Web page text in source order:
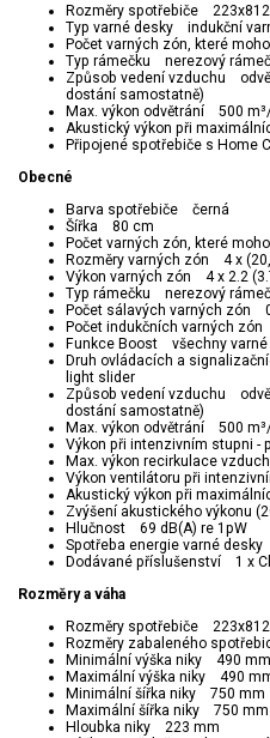
Rozměry spotřebiče
Typ varné desky indukční
Počet varných zón, které
Typ rámečku nerezový
Způsob vedení vzduchu
dostání samostatně)
Max. výkon odvětrání 500
Akustický výkon při
Připojené spotřebiče s
Obecné
Barva spotřebiče černá
Šířka 80 cm
Počet varných zón, které
Rozměry varných zón 4 x
Výkon varných zón 4 x 2.2
Typ rámečku nerezový
Počet sálavých varných zón
Počet indukčních varných
Funkce Boost všechny varné
Druh ovládacích a
light slider
Způsob vedení vzduchu
dostání samostatně)
Max. výkon odvětrání 500
Výkon při intenzivním stupni
Max. výkon recirkulace
Výkon ventilátoru při
Akustický výkon při
Zvýšení akustického výkonu
Hlučnost 69 dB(A) re 1pW
Spotřeba energie varné
Dodávané příslušenství 1 x
Rozměry a váha
Rozměry spotřebiče
Rozměry zabaleného
Minimální výška niky 490 mm
Maximální výška niky 490
Minimální šířka niky 750 mm
Maximální šířka niky 750 mm
Hloubka niky 223 mm